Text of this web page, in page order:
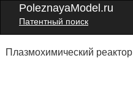
PoleznayaModel.ru
Патентный поиск
Плазмохимический реактор